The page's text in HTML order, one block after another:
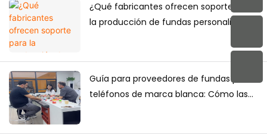
¿Qué fabricantes ofrecen soporte para
la producción de fundas personalizadas
Guía para proveedores de fundas para
teléfonos de marca blanca: Cómo las